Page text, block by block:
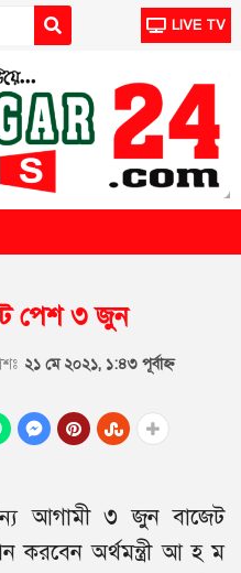
LIVE TV
পেশ ৩ জুন
২১ মে ২০২১, ১:৪৩ পূর্বাহ্ণ
আগামী ৩ জুন বাজেট
করবেন অর্থমন্ত্রী আ হ ম